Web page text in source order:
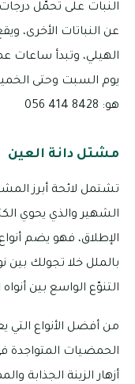
النبات على تحمّل
عن النباتات الأخرى،
يوم السبت وحتى
هو: 8428 414 056
مشتل دانة العين
تشتمل لائحة أبرز
الشهير والذي يحوي
الإطلاق، فهو يضم
بالملل خلا تجولك بين
التنوّع الواسع بين أنواه
من أفضل الأنواع
الحمضيات
أزهار الزينة الجذابة